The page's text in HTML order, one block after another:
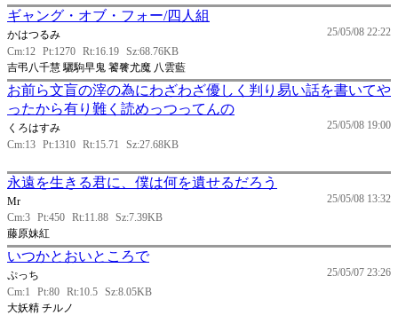
ギャング・オブ・フォー/四人組
25/05/08 22:22
かはつるみ
Cm:12 Pt:1270 Rt:16.19 Sz:68.76KB
吉弔八千慧 驪駒早鬼 饕餮尤魔 八雲藍
お前ら文盲の滓の為にわざわざ優しく判り易い話を書いてや
ったから有り難く読めっつってんの
25/05/08 19:00
くろはすみ
Cm:13 Pt:1310 Rt:15.71 Sz:27.68KB
永遠を生きる君に、僕は何を遺せるだろう
25/05/08 13:32
Mr
Cm:3 Pt:450 Rt:11.88 Sz:7.39KB
藤原妹紅
いつかとおいところで
25/05/07 23:26
ぷっち
Cm:1
Pt:80 Rt:10.5 Sz:8.05KB
大妖精 チルノ